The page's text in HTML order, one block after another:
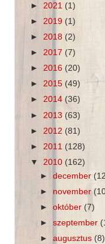
► 2021 (1)
► 2019 (1)
► 2018 (2)
► 2017 (7)
► 2016 (20)
► 2015 (49)
► 2014 (36)
► 2013 (63)
► 2012 (81)
► 2011 (128)
▼ 2010 (162)
►december
► november
►október (7)
►szeptember
►augusztus (8)